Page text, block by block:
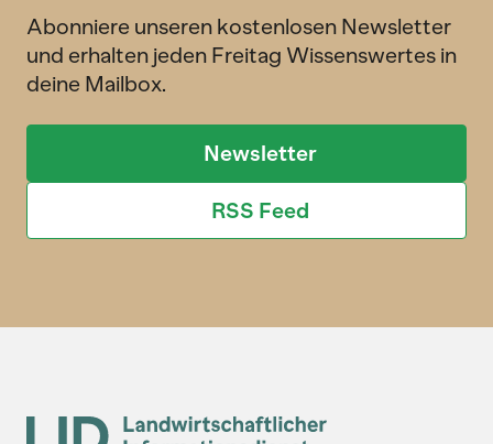
Abonniere unseren kostenlosen Newsletter
und erhalten jeden Freitag Wissenswertes in
deine Mailbox.
Newsletter
RSS Feed